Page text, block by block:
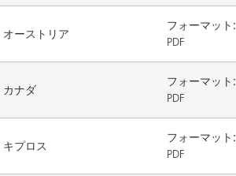
オーストリア
フォーマット:
PDF
カナダ
フォーマット:
PDF
キプロス
フォーマット:
PDF